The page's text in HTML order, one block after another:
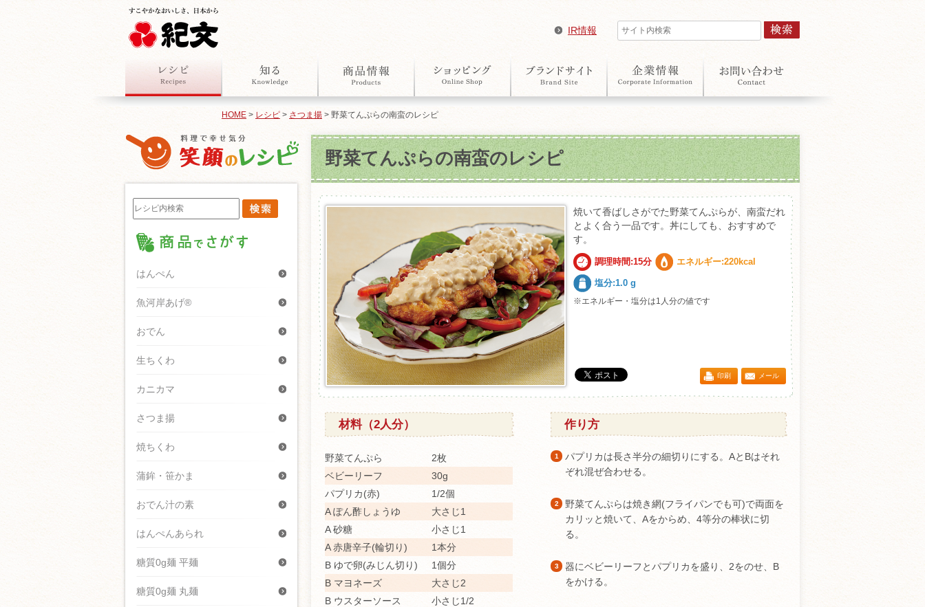
IR情報
HOME > レシピ > さつま揚 > 野菜てんぷらの南蛮のレシピ
野菜てんぷらの南蛮のレシピ
焼いて香ばしさがでた野菜てんぷらが、南蛮だれ
とよく合う一品です。丼にしても、おすすめで
す。
調理時間:15分 エネルギー:220kcal
塩分:1.0 g
※エネルギー・塩分は1人分の値です
印刷 メール
材料（2人分）
野菜てんぷら
2枚
ベビーリーフ
30g
パプリカ(赤)
1/2個
A ぽん酢しょうゆ
大さじ1
A 砂糖
小さじ1
A 赤唐辛子(輪切り)
1本分
B ゆで卵(みじん切り)
1個分
B マヨネーズ
大さじ2
B ウスターソース
小さじ1/2
作り方
1
パプリカは長さ半分の細切りにする。AとBはそれ
ぞれ混ぜ合わせる。
2
野菜てんぷらは焼き網(フライパンでも可)で両面を
カリッと焼いて、Aをからめ、4等分の棒状に切
る。
3
器にベビーリーフとパプリカを盛り、2をのせ、B
をかける。
はんぺん
魚河岸あげ®
おでん
生ちくわ
カニカマ
さつま揚
焼ちくわ
蒲鉾・笹かま
おでん汁の素
はんぺんあられ
糖質0g麺 平麺
糖質0g麺 丸麺